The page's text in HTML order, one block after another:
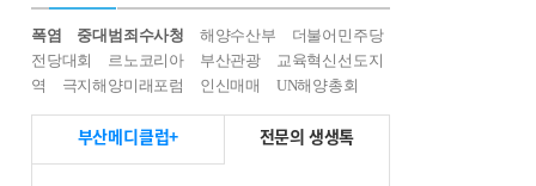
폭염 중대범죄수사청 해양수산부
더불어민주당
전당대회
르노코리아 부산관광
교육혁신선도지
역
극지해양미래포럼 인신매매 UN해양총회
부산메디클럽+ 전문의 생생톡